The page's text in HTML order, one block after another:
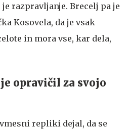
razpravljanje. Brecelj pa je
Kosovela, da je vsak
in mora vse, kar dela,
opravičil za svojo
repliki dejal, da se